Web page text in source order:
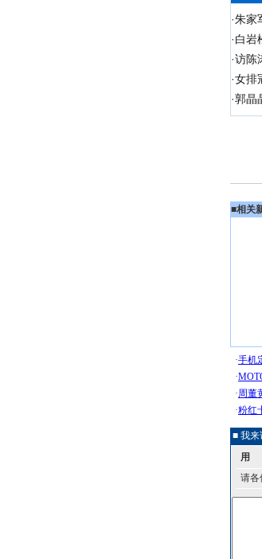
·朱家
·白岩
·访陈
·女排
·郭晶
■相关
■ 我来
用
请各